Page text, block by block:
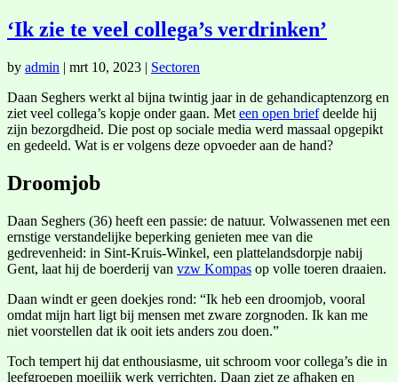
‘Ik zie te veel collega’s verdrinken’
by admin | mrt 10, 2023 | Sectoren
Daan Seghers werkt al bijna twintig jaar in de gehandicaptenzorg en
ziet veel collega’s kopje onder gaan. Met een open briefdeelde hij
zijn bezorgdheid. Die post op sociale media werd massaal opgepikt
en gedeeld. Wat is er volgens deze opvoeder aan de hand?
Droomjob
Daan Seghers (36) heeft een passie: de natuur. Volwassenen met een
ernstige verstandelijke beperking genieten mee van die
gedrevenheid: in Sint-Kruis-Winkel, een plattelandsdorpje nabij
Gent, laat hij de boerderij van vzw Kompas op volle toeren draaien.
Daan windt er geen doekjes rond: “Ik heb een droomjob, vooral
omdat mijn hart ligt bij mensen met zware zorgnoden. Ik kan me
niet voorstellen dat ik ooit iets anders zou doen.”
Toch tempert hij dat enthousiasme, uit schroom voor collega’s die in
leefgroepen moeilijk werk verrichten. Daan ziet ze afhaken en